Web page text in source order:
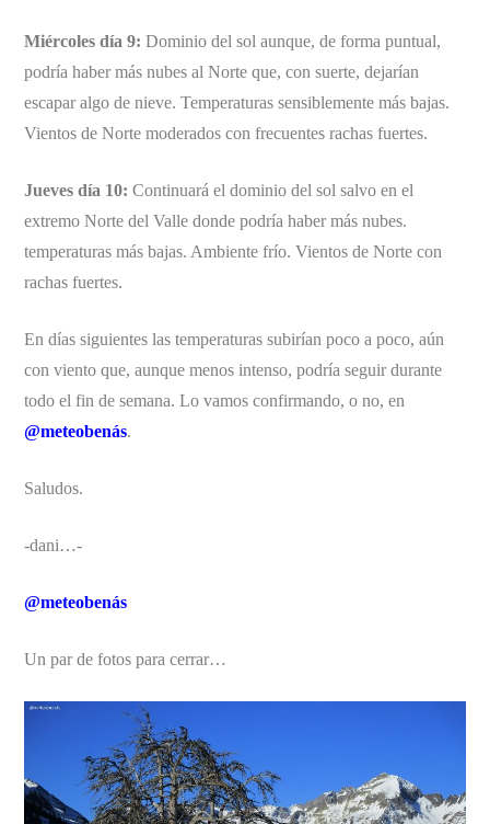
Miércoles día 9: Dominio del sol aunque, de forma puntual,
podría haber más nubes al Norte que, con suerte, dejarían
escapar algo de nieve. Temperaturas sensiblemente más bajas.
Vientos de Norte moderados con frecuentes rachas fuertes.
Jueves día 10: Continuará el dominio del sol salvo en el
extremo Norte del Valle donde podría haber más nubes.
temperaturas más bajas. Ambiente frío. Vientos de Norte con
rachas fuertes.
En días siguientes las temperaturas subirían poco a poco, aún
con viento que, aunque menos intenso, podría seguir durante
todo el fin de semana. Lo vamos confirmando, o no, en
@meteobenás.
Saludos.
-dani…-
@meteobenás
Un par de fotos para cerrar…